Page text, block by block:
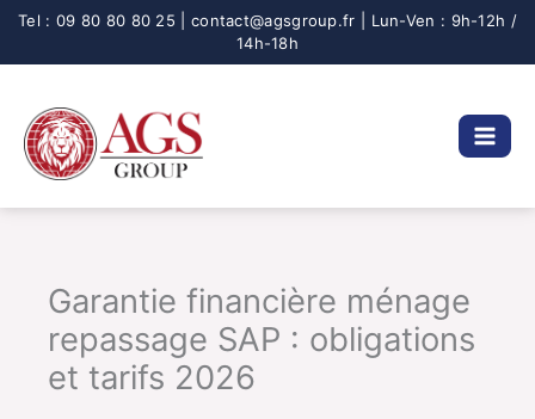
Aller
Garantie financière ménage
repassage SAP : obligations
et tarifs 2026